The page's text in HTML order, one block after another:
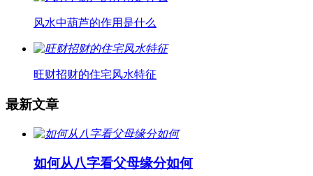
风水中葫芦的作用是什么
旺财招财的住宅风水特征
最新文章
如何从八字看父母缘分如何